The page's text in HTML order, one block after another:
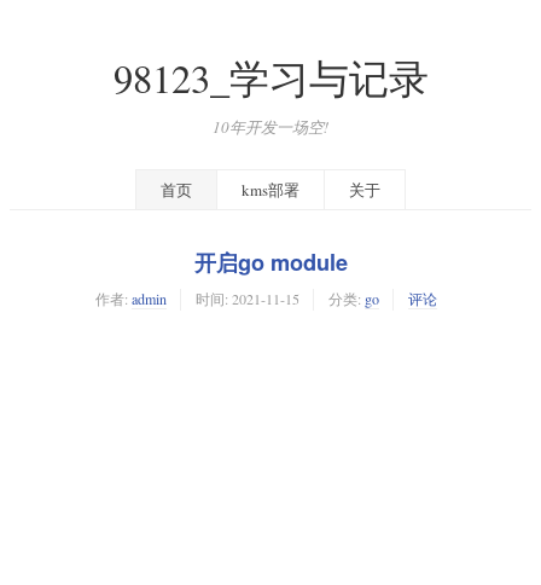
98123_学习与记录
10年开发一场空!
首页 kms部署 关于
开启go module
作者: admin 时间: 2021-11-15 分类: go 评论